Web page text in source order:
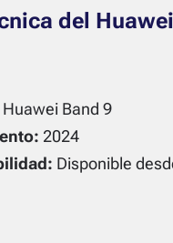
del
Huawei Band 9
2024
Disponible